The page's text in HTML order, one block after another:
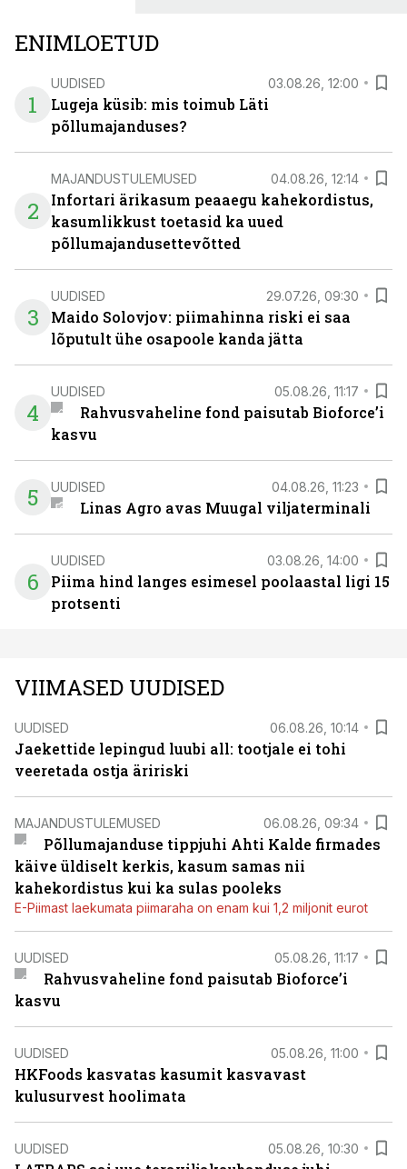
ENIMLOETUD
1
UUDISED 03.08.26, 12:00
Lugeja küsib: mis toimub Läti
põllumajanduses?
2
MAJANDUSTULEMUSED 04.08.26, 12:14
Infortari ärikasum peaaegu kahekordistus,
kasumlikkust toetasid ka uued
põllumajandusettevõtted
3
UUDISED 29.07.26, 09:30
Maido Solovjov: piimahinna riski ei saa
lõputult ühe osapoole kanda jätta
4
UUDISED 05.08.26, 11:17
Rahvusvaheline fond paisutab Bioforce’i
kasvu
5 UUDISED 04.08.26, 11:23
Linas Agro avas Muugal viljaterminali
6
UUDISED 03.08.26, 14:00
Piima hind langes esimesel poolaastal ligi 15
protsenti
VIIMASED UUDISED
UUDISED 06.08.26, 10:14
Jaekettide lepingud luubi all: tootjale ei tohi
veeretada ostja äririski
MAJANDUSTULEMUSED 06.08.26, 09:34
Põllumajanduse tippjuhi Ahti Kalde firmades
käive üldiselt kerkis, kasum samas nii
kahekordistus kui ka sulas pooleks
E-Piimast laekumata piimaraha on enam kui 1,2 miljonit eurot
UUDISED 05.08.26, 11:17
Rahvusvaheline fond paisutab Bioforce’i
kasvu
UUDISED 05.08.26, 11:00
HKFoods kasvatas kasumit kasvavast
kulusurvest hoolimata
UUDISED 05.08.26, 10:30